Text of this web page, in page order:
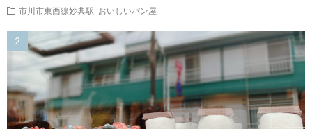
市川市東西線妙典駅 おいしいパン屋